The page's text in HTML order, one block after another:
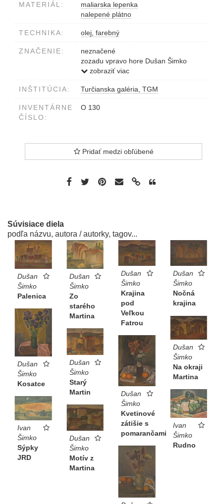
MATERIÁL:
maliarska lepenka
nalepené plátno
TECHNIKA: olej, farebný
ZNAČENIE:
neznačené
zozadu vpravo hore Dušan Šimko
Most(ík prečiarknuté) nad traťou 1975
zobraziť viac
INŠTITÚCIA: Turčianska galéria, TGM
INVENTÁRNE
ČÍSLO:
O 130
Pridať medzi obľúbené
Súvisiace diela
podľa názvu, autora / autorky, tagov...
Dušan
Šimko
Palenica
Dušan
Šimko
Zo
starého
Martina
Dušan
Šimko
Krajina
pod
Veľkou
Fatrou
Dušan
Šimko
Nočná
krajina
Dušan
Šimko
Kosatce
Dušan
Šimko
Na okraji
Martina
Dušan
Šimko
Starý
Martin
Dušan
Šimko
Kvetinové
zátišie s
pomarančami
Ivan
Šimko
Rudno
Ivan
Šimko
Sýpky
JRD
Dušan
Šimko
Motív z
Martina